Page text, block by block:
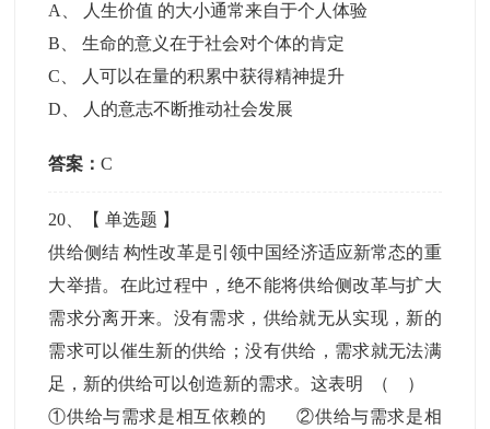
A
人生价值 的大小通常来自于个人体验
B 、生命的意义在于社会对个体的肯定
C
人可以在量的积累中获得精神提升
D
人的意志不断推动社会发展
答案：C
20 、【单选题 】
供给侧结 构性改革是引领中国经济适应新常态的重
大举措。在此过程中，绝不能将供给侧改革与扩大
需求分离开来。没有需求，供给就无从实现，新的
需求可以催生新的供给；没有供给，需求就无法满
足，新的供给可以创造新的需求。这表明 （ ）
①供给与需求是相互依赖的 ②供给与需求是相